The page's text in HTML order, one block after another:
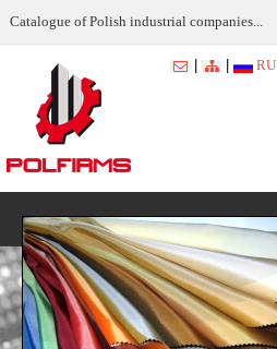
Catalogue of Polish industrial companies...
RU